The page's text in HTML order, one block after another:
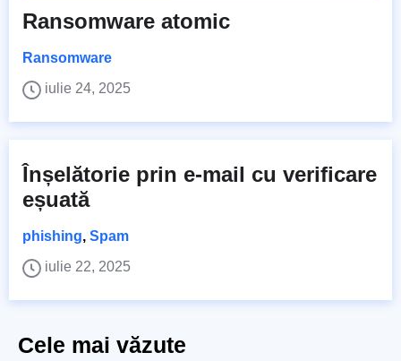
Ransomware atomic
Ransomware
iulie 24, 2025
Înșelătorie prin e-mail cu verificare
eșuată
phishing, Spam
iulie 22, 2025
Cele mai văzute